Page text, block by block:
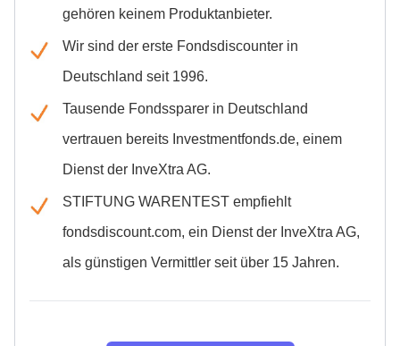
gehören keinem Produktanbieter.
Wir sind der erste Fondsdiscounter in
Deutschland seit 1996.
Tausende Fondssparer in Deutschland
vertrauen bereits Investmentfonds.de, einem
Dienst der InveXtra AG.
STIFTUNG WARENTEST empfiehlt
fondsdiscount.com, ein Dienst der InveXtra AG,
als günstigen Vermittler seit über 15 Jahren.